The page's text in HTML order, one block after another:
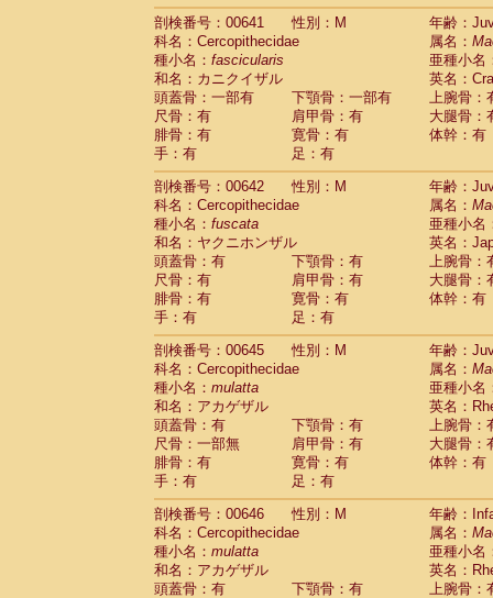
剖検番号：00641
性別：M
年齢：
科名：Cercopithecidae
属名：
種小名： fascicularis
亜種小名
和名：カニクイザル
英名：
頭蓋骨：一部有
下顎骨：一部有
上腕骨：
尺骨：有
肩甲骨：有
大腿骨：
腓骨：有
寛骨：有
体幹：有
手：有
足：有
剖検番号：00642
性別：M
年齢：
科名：Cercopithecidae
属名：
種小名： fuscata
亜種小名
和名：ヤクニホンザル
英名：
頭蓋骨：有
下顎骨：有
上腕骨：
尺骨：有
肩甲骨：有
大腿骨：
腓骨：有
寛骨：有
体幹：有
手：有
足：有
剖検番号：00645
性別：M
年齢：
科名：Cercopithecidae
属名：
種小名： mulatta
亜種小名
和名：アカゲザル
英名：
頭蓋骨：有
下顎骨：有
上腕骨：
尺骨：一部無
肩甲骨：有
大腿骨：
腓骨：有
寛骨：有
体幹：有
手：有
足：有
剖検番号：00646
性別：M
年齢：
科名：Cercopithecidae
属名：
種小名： mulatta
亜種小名
和名：アカゲザル
英名：
頭蓋骨：有
下顎骨：有
上腕骨：